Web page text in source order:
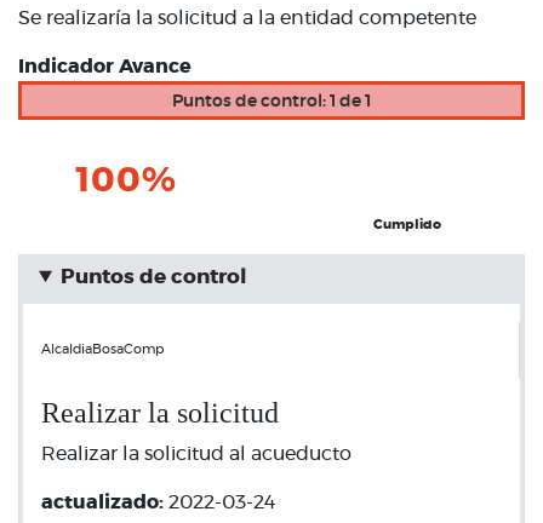
Se realizaría la solicitud a la entidad competente
Indicador Avance
Puntos de control: 1 de 1
100%
Cumplido
Puntos de control
AlcaldiaBosaComp
Realizar la solicitud
Realizar la solicitud al acueducto
actualizado: 2022-03-24